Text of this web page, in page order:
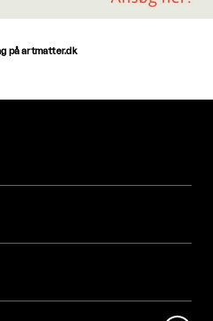
på artmatter.dk